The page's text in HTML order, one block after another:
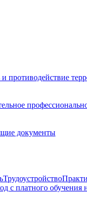
и противодействие
документы
Трудоустройство
с платного обучения